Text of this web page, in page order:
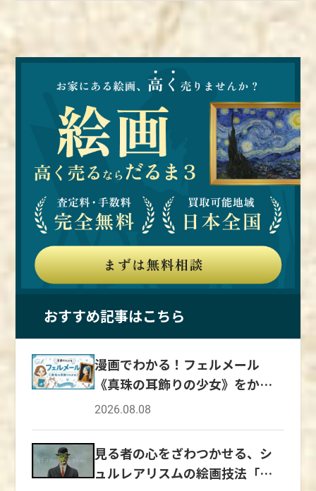
おすすめ記事はこちら
漫画でわかる！フェルメール
《真珠の耳飾りの少女》をかん
たん解説
2026.08.08
見る者の心をざわつかせる、シ
ュルレアリスムの絵画技法「デ